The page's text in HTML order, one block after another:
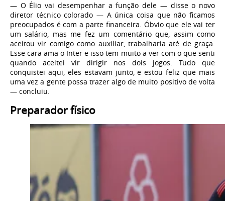
— O Élio vai desempenhar a função dele — disse o novo
diretor técnico colorado — A única coisa que não ficamos
preocupados é com a parte financeira. Óbvio que ele vai ter
um salário, mas me fez um comentário que, assim como
aceitou vir comigo como auxiliar, trabalharia até de graça.
Esse cara ama o Inter e isso tem muito a ver com o que senti
quando aceitei vir dirigir nos dois jogos. Tudo que
conquistei aqui, eles estavam junto, e estou feliz que mais
uma vez a gente possa trazer algo de muito positivo de volta
— concluiu.
Preparador físico